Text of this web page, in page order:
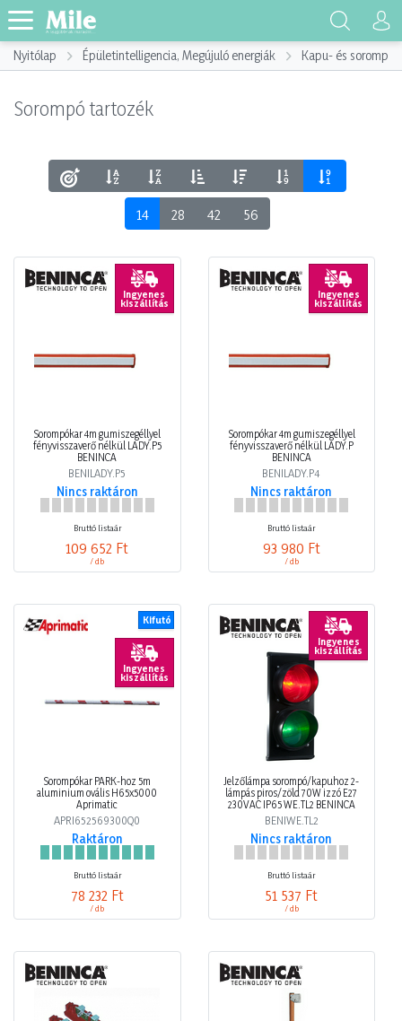
Nyitólap Épületintelligencia, Megújuló energiák Kapu- és
Sorompó tartozék
14 28 42 56
Ingyenes
kiszállítás
Sorompókar 4m gumiszegéllyel
fényvisszaverő nélkül LADY.P5
BENINCA
BENILADY.P5
Nincs raktáron
Bruttó listaár
109 652 Ft
/ db
Ingyenes
kiszállítás
Sorompókar 4m gumiszegéllyel
fényvisszaverő nélkül LADY.P
BENINCA
BENILADY.P4
Nincs raktáron
Bruttó listaár
93 980 Ft
/ db
Kifutó
Ingyenes
kiszállítás
Sorompókar PARK-hoz 5m
aluminium ovális H65x5000
Aprimatic
APRI652569300Q0
Raktáron
Bruttó listaár
78 232 Ft
/ db
Ingyenes
kiszállítás
Jelzőlámpa sorompó/kapuhoz 2-
lámpás piros/zöld 70W izzó E27
230VAC IP65 WE.TL2 BENINCA
BENIWE.TL2
Nincs raktáron
Bruttó listaár
51 537 Ft
/ db